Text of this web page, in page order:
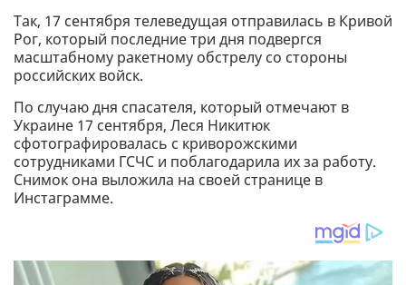
Так, 17 сентября телеведущая отправилась в Кривой
Рог, который последние три дня подвергся
масштабному ракетному обстрелу со стороны
российских войск.
По случаю дня спасателя, который отмечают в
Украине 17 сентября, Леся Никитюк
сфотографировалась с криворожскими
сотрудниками ГСЧС и поблагодарила их за работу.
Снимок она выложила на своей странице в
Инстаграмме.